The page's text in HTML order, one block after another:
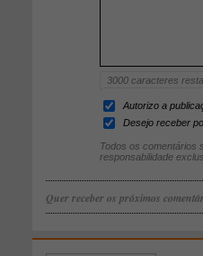
3000 caracteres
Autorizo a
Desejo receber
Todos os comentários
responsabilidade
Quer receber os próximos